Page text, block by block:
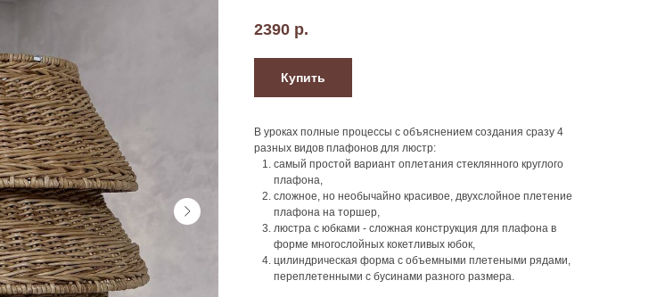
2390 р.
Купить
В уроках полные процессы с объяснением создания сразу 4
разных видов плафонов для люстр:
самый простой вариант оплетания стеклянного круглого
плафона,
сложное, но необычайно красивое, двухслойное плетение
плафона на торшер,
люстра с юбками - сложная конструкция для плафона в
форме многослойных кокетливых юбок,
цилиндрическая форма с объемными плетеными рядами,
переплетенными с бусинами разного размера.